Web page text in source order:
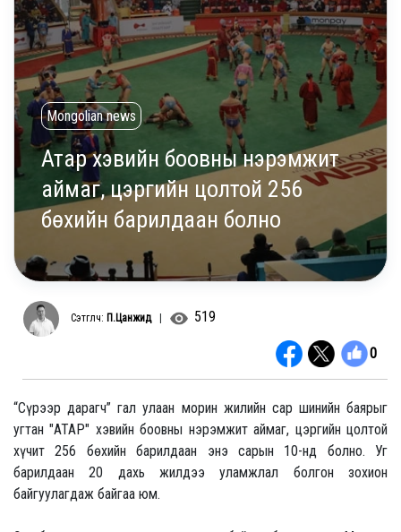
Mongolian news
Атар хэвийн боовны нэрэмжит
аймаг, цэргийн цолтой 256
бөхийн барилдаан болно
Сэтгүүлч: П.Цанжид| 519
0
“Сүрээр дарагч” гал улаан морин жилийн сар шинийн баярыг
угтан "АТАР" хэвийн боовны нэрэмжит аймаг, цэргийн цолтой
хүчит 256 бөхийн барилдаан энэ сарын 10-нд болно. Уг
барилдаан 20 дахь жилдээ уламжлал болгон зохион
байгуулагдаж байгаа юм.